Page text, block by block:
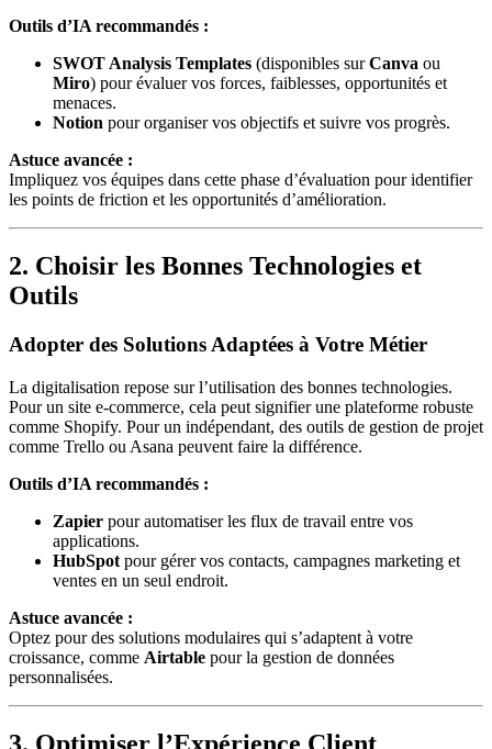
Outils d’IA recommandés :
SWOT Analysis Templates (disponibles surCanva ou
Miro) pour évaluer vos forces, faiblesses, opportunités et
menaces.
Notion pour organiser vos objectifs et suivre vos progrès.
Astuce avancée :
Impliquez vos équipes dans cette phase d’évaluation pour identifier
les points de friction et les opportunités d’amélioration.
2. Choisir les Bonnes Technologies et
Outils
Adopter des Solutions Adaptées à Votre Métier
La digitalisation repose sur l’utilisation des bonnes technologies.
Pour un site e-commerce, cela peut signifier une plateforme robuste
comme Shopify. Pour un indépendant, des outils de gestion de projet
comme Trello ou Asana peuvent faire la différence.
Outils d’IA recommandés :
Zapier pour automatiser les flux de travail entre vos
applications.
HubSpot pour gérer vos contacts, campagnes marketing et
ventes en un seul endroit.
Astuce avancée :
Optez pour des solutions modulaires qui s’adaptent à votre
croissance, comme Airtable pour la gestion de données
personnalisées.